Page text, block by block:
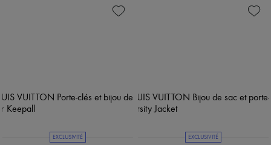
EXCLUSIVITÉ EXCLUSIVITÉ